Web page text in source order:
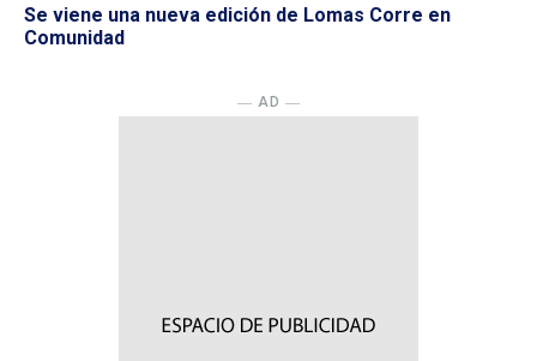
Se viene una nueva edición de Lomas Corre en
Comunidad
― AD ―